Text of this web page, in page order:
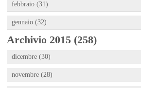
febbraio (31)
gennaio (32)
Archivio 2015 (258)
dicembre (30)
novembre (28)